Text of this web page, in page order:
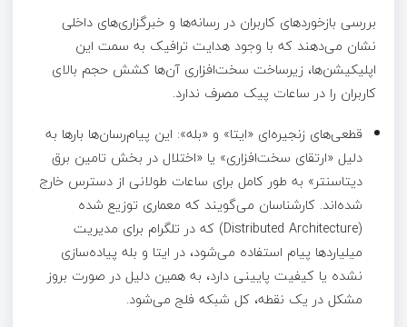
بررسی بازخوردهای کاربران در رسانه‌ها و خبرگزاری‌های داخلی
نشان می‌دهند که با وجود هدایت ترافیک به سمت این
اپلیکیشن‌ها، زیرساخت سخت‌افزاری آن‌ها کشش حجم بالای
کاربران را در ساعات پیک مصرف ندارد.
قطعی‌های زنجیره‌ای «ایتا» و «بله»: این پیام‌رسان‌ها بارها به
دلیل «ارتقای سخت‌افزاری» یا «اختلال در بخش تامین برق
دیتاسنتر» به طور کامل برای ساعات طولانی از دسترس خارج
شده‌اند. کارشناسان می‌گویند که معماری توزیع‌ شده
(Distributed Architecture) که در تلگرام برای مدیریت
میلیاردها پیام استفاده می‌شود، در ایتا و بله پیاده‌سازی
نشده یا کیفیت پایینی دارد، به همین دلیل در صورت بروز
مشکل در یک نقطه، کل شبکه فلج می‌شود.